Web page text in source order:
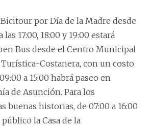
Bicitour por Día de la Madre desde
las 17:00, 18:00 y 19:00 estará
Bus desde el Centro Municipal
Costanera, con un costo
a 15:00 habrá paseo en
de Asunción. Para los
buenas historias, de 07:00 a 16:00
la Casa de la